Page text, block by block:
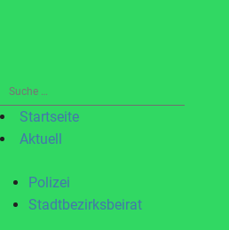
Suche
nach:Startseite
Aktuell
Polizei
Stadtbezirksbeirat